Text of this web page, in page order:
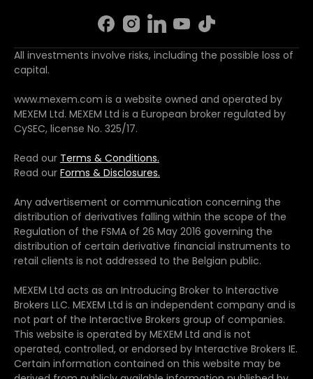
All investments involve risks, including the possible loss of
capital.
www.mexem.com is a website owned and operated by
MEXEM Ltd. MEXEM Ltd is a European broker regulated by
CySEC, license No. 325/17.
Read our Terms & Conditions.
Read our Forms & Disclosures.
Any advertisement or communication concerning the
distribution of derivatives falling within the scope of the
Regulation of the FSMA of 26 May 2016 governing the
distribution of certain derivative financial instruments to
retail clients is not addressed to the Belgian public.
MEXEM Ltd acts as an Introducing Broker to Interactive
Brokers LLC. MEXEM Ltd is an independent company and is
not part of the Interactive Brokers group of companies.
This website is operated by MEXEM Ltd and is not
operated, controlled, or endorsed by Interactive Brokers IE.
Certain information contained on this website may be